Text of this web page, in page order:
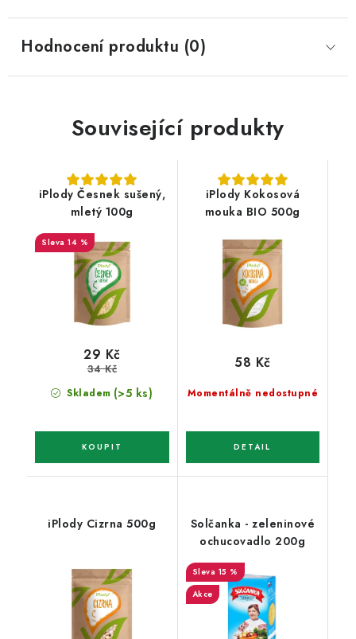
Hodnocení produktu (0)
Související produkty
iPlody Česnek sušený,
mletý 100g
14 %
Skladem (>5 ks)
29 Kč
34 Kč
iPlody Kokosová
mouka BIO 500g
Momentálně nedostupné
58 Kč
iPlody Cizrna 500g
Solčanka - zeleninové
ochucovadlo 200g
15 %
Akce